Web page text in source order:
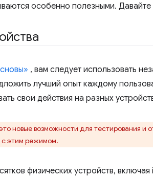
особенно полезными.
, вам следует использовать
лучший опыт каждому
свои действия на разных
новые возможности для тестирования и
с этим режимом.
физических устройств,